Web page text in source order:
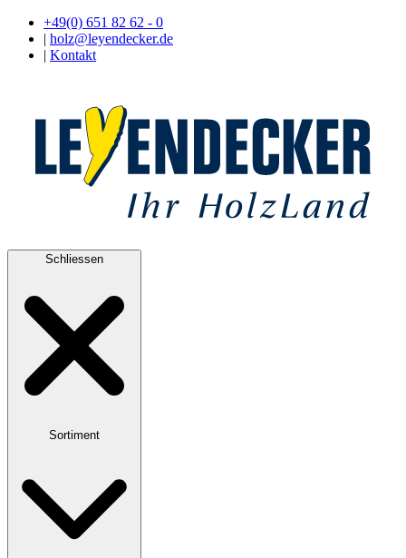
+49(0) 651 82 62 - 0
| holz@leyendecker.de
| Kontakt
Schliessen
Sortiment